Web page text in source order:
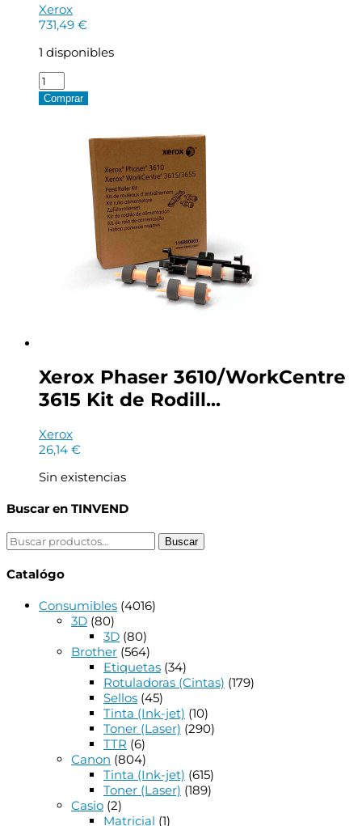
Xerox
731,49 €
1 disponibles
Xerox
AltaLink
C8045/C8055
607K09009
Comprar
Xerox Phaser 3610/WorkCentre
3615 Kit de Rodill...
Xerox
26,14 €
Sin existencias
Buscar en TINVEND
Buscar
por:
Buscar
Catalógo
Consumibles (4016)
3D (80)
3D (80)
Brother (564)
Etiquetas (34)
Rotuladoras (Cintas) (179)
Sellos (45)
Tinta (Ink-jet) (10)
Toner (Laser) (290)
TTR (6)
Canon (804)
Tinta (Ink-jet) (615)
Toner (Laser) (189)
Casio (2)
Matricial (1)